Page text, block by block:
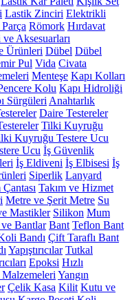
Lastik Zinciri Elektrikli
Römork Hırdavat
Aksesuarları
Ürünleri Dübel Dübel
Pul Vida Civata
Menteşe Kapı Kolları
Kolu Kapı Hidroliği
Sürgüleri Anahtarlık
Daire Testereler
Tilki Kuyruğu
Kuyruğu Testere Ucu
Ucu İş Güvenlik
İş Eldiveni İş Elbisesi İş
Siperlik Lanyard
Çantası Takım ve Hizmet
Metre ve Şerit Metre Su
Mastikler Silikon Mum
ve Bantlar Bant Teflon Bant
Bandı Çift Taraflı Bant
Yapıştırıcılar Tutkal
Epoksi Hızlı
Yangın
Çelik Kasa Kilit Kutu ve